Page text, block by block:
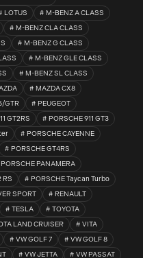
LOTUS
M-BENZ A CLASS
M-BENZ CLA CLASS
M-BENZ G CLASS
M-BENZ GLE CLASS
M-BENZ SL CLASS
MAZDA CX8
GTR
PEUGEOT
GT2RS
PORSCHE 911 GT3
PORSCHE CAYENNE
PORSCHE GT4RS
PORSCHE PANAMERA
RS
PORSCHE Taycan Turbo
SPORT
RENAULT
TESLA
TOYOTA
LAND CRUISER
VITA
VW GOLF 7
VW GOLF 8
VW JETTA VW PASSAT